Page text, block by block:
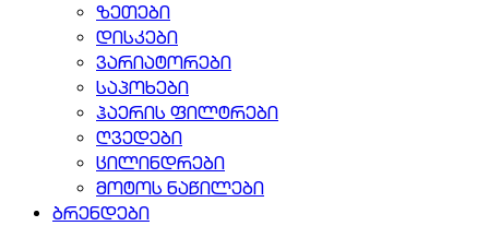
ზეთები
დისკები
ვარიატორები
საპოხები
ჰაერის ფილტრები
ღვედები
ცილინდრები
მოტოს ნაწილები
ბრენდები